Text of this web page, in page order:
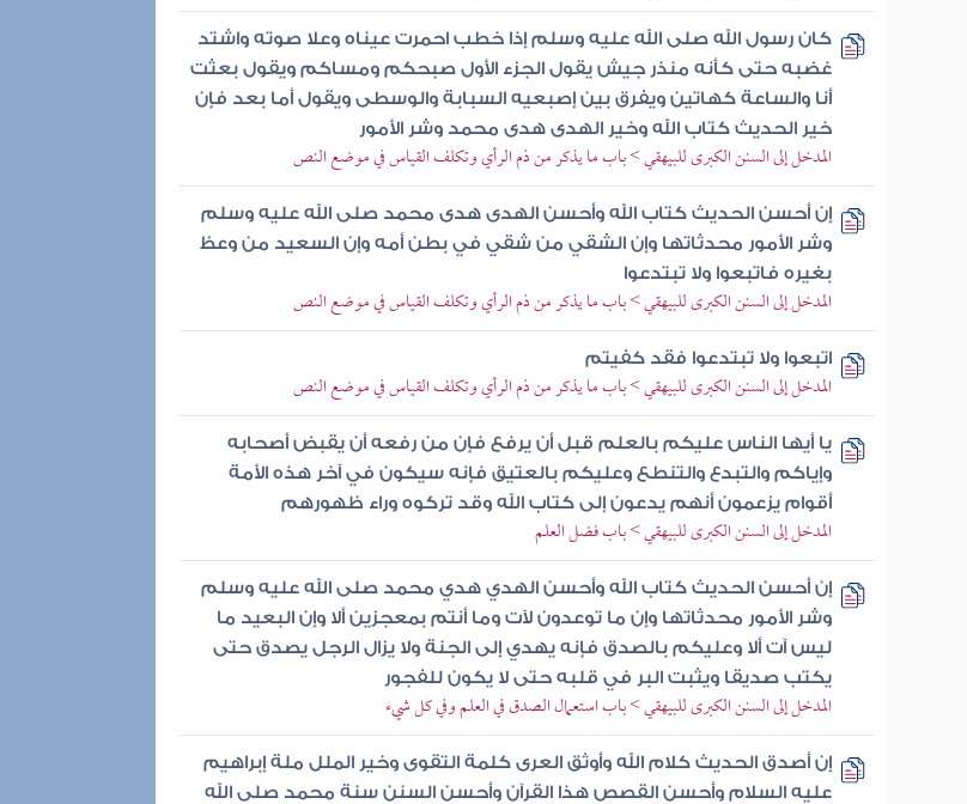
كان رسول الله صلى الله عليه وسلم إذا خطب احمرت عيناه وعلا صوته واشتد
غضبه حتى كأنه منذر جيش يقول الجزء الأول صبحكم ومساكم ويقول بعثت
أنا والساعة كهاتين ويفرق بين إصبعيه السبابة والوسطى ويقول أما بعد فإن
خير الحديث كتاب الله وخير الهدى هدى محمد وشر الأمور
المدخل إلى السنن الكبرى للبيهقي > باب ما يذكر من ذم الرأي وتكلف القياس في موضع النص
إن أحسن الحديث كتاب الله وأحسن الهدى هدى محمد صلى الله عليه وسلم
وشر الأمور محدثاتها وإن الشقي من شقي في بطن أمه وإن السعيد من وعظ
بغيره فاتبعوا ولا تبتدعوا
المدخل إلى السنن الكبرى للبيهقي > باب ما يذكر من ذم الرأي وتكلف القياس في موضع النص
اتبعوا ولا تبتدعوا فقد كفيتم
المدخل إلى السنن الكبرى للبيهقي > باب ما يذكر من ذم الرأي وتكلف القياس في موضع النص
يا أيها الناس عليكم بالعلم قبل أن يرفع فإن من رفعه أن يقبض أصحابه
وإياكم والتبدع والتنطع وعليكم بالعتيق فإنه سيكون في آخر هذه الأمة
أقوام يزعمون أنهم يدعون إلى كتاب الله وقد تركوه وراء ظهورهم
المدخل إلى السنن الكبرى للبيهقي > باب فضل العلم
إن أحسن الحديث كتاب الله وأحسن الهدي هدي محمد صلى الله عليه وسلم
وشر الأمور محدثاتها وإن ما توعدون لآت وما أنتم بمعجزين ألا وإن البعيد ما
ليس آت ألا وعليكم بالصدق فإنه يهدي إلى الجنة ولا يزال الرجل يصدق حتى
يكتب صديقا ويثبت البر في قلبه حتى لا يكون للفجور
المدخل إلى السنن الكبرى للبيهقي > باب استعمال الصدق في العلم وفي كل شيء
إن أصدق الحديث كلام الله وأوثق العرى كلمة التقوى وخير الملل ملة إبراهيم
عليه السلام وأحسن القصص هذا القرآن وأحسن السنن سنة محمد صلى الله